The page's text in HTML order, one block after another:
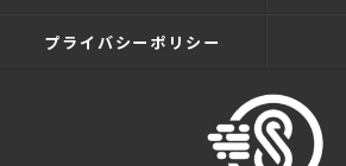
プライバシーポリシー